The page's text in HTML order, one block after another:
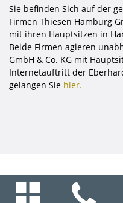
Sie befinden Sich auf der
Firmen Thiesen Hamburg
mit ihren Hauptsitzen in
Beide Firmen agieren
GmbH & Co. KG mit
Internetauftritt der
gelangen Sie hier.